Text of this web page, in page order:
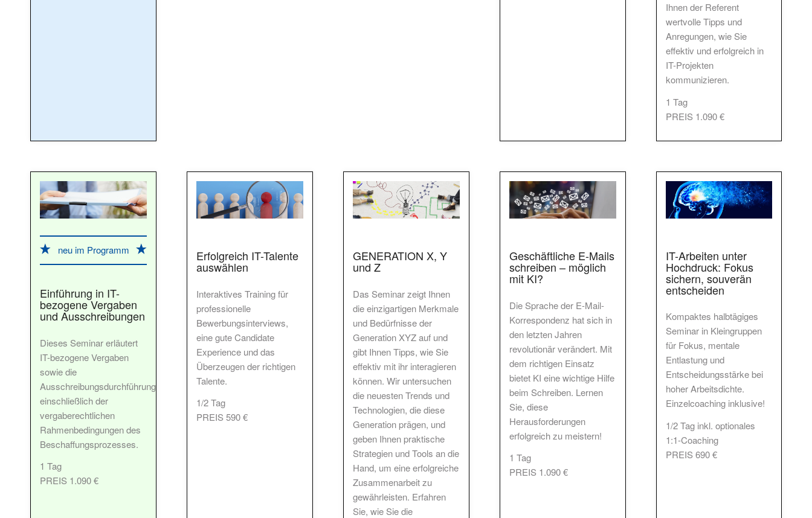
Ihnen der Referent
wertvolle Tipps und
Anregungen, wie Sie
effektiv und erfolgreich in
IT-Projekten
kommunizieren.
1 Tag
PREIS 1.090 €
neu im Programm
Einführung in IT-
bezogene Vergaben
und Ausschreibungen
Dieses Seminar erläutert
IT-bezogene Vergaben
sowie die
Ausschreibungsdurchführung
einschließlich der
vergaberechtlichen
Rahmenbedingungen des
Beschaffungsprozesses.
1 Tag
PREIS 1.090 €
Erfolgreich IT-Talente
auswählen
Interaktives Training für
professionelle
Bewerbungsinterviews,
eine gute Candidate
Experience und das
Überzeugen der richtigen
Talente.
1/2 Tag
PREIS 590 €
GENERATION X, Y
und Z
Das Seminar zeigt Ihnen
die einzigartigen Merkmale
und Bedürfnisse der
Generation XYZ auf und
gibt Ihnen Tipps, wie Sie
effektiv mit ihr interagieren
können. Wir untersuchen
die neuesten Trends und
Technologien, die diese
Generation prägen, und
geben Ihnen praktische
Strategien und Tools an die
Hand, um eine erfolgreiche
Zusammenarbeit zu
gewährleisten. Erfahren
Sie, wie Sie die
Geschäftliche E-Mails
schreiben – möglich
mit KI?
Die Sprache der E-Mail-
Korrespondenz hat sich in
den letzten Jahren
revolutionär verändert. Mit
dem richtigen Einsatz
bietet KI eine wichtige Hilfe
beim Schreiben. Lernen
Sie, diese
Herausforderungen
erfolgreich zu meistern!
1 Tag
PREIS 1.090 €
IT-Arbeiten unter
Hochdruck: Fokus
sichern, souverän
entscheiden
Kompaktes halbtägiges
Seminar in Kleingruppen
für Fokus, mentale
Entlastung und
Entscheidungsstärke bei
hoher Arbeitsdichte.
Einzelcoaching inklusive!
1/2 Tag inkl. optionales
1:1-Coaching
PREIS 690 €